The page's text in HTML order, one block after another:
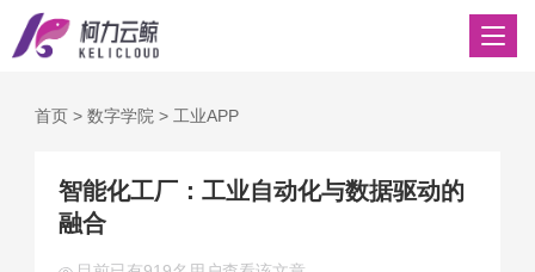
首页> 数字学院 > 工业APP
智能化工厂：工业自动化与数据驱动的
融合